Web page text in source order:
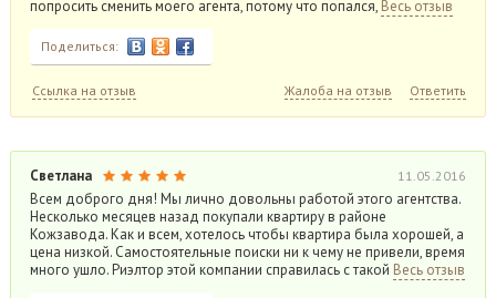
попросить сменить моего агента, потому что попался, Весь отзыв
Поделиться:
Ссылка на отзыв Жалоба на отзыв Ответить
Светлана 11.05.2016
Всем доброго дня! Мы лично довольны работой этого агентства.
Несколько месяцев назад покупали квартиру в районе
Кожзавода. Как и всем, хотелось чтобы квартира была хорошей, а
цена низкой. Самостоятельные поиски ни к чему не привели, время
много ушло. Риэлтор этой компании справилась с такой Весь отзыв